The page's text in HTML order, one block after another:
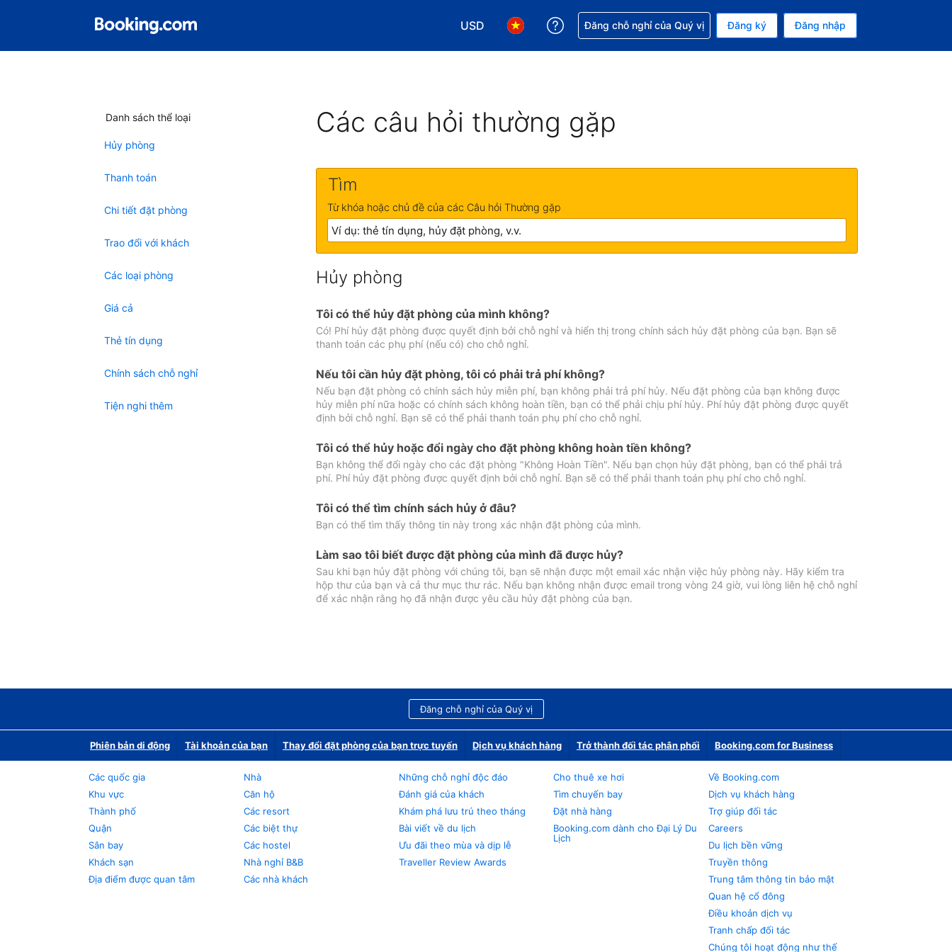
USD
Chọn loại tiền tệ của bạn. Loại tiền tệ hiện tại của bạn là Đô la Mỹ
Chọn ngôn ngữ của bạn. Ngôn ngữ hiện tại của bạn là Tiếng Việt
Nhận trợ giúp với đặt chỗ
Đăng chỗ nghỉ của Quý vị Đăng ký Đăng nhập
Danh sách thể loại
Hủy phòng
Thanh toán
Chi tiết đặt phòng
Trao đổi với khách
Các loại phòng
Giá cả
Thẻ tín dụng
Chính sách chỗ nghỉ
Tiện nghi thêm
Các câu hỏi thường gặp
Tìm
Từ khóa hoặc chủ đề của các Câu hỏi Thường gặp
Hủy phòng
Tôi có thể hủy đặt phòng của mình không?
Có! Phí hủy đặt phòng được quyết định bởi chỗ nghỉ và hiển thị trong chính sách hủy đặt phòng của bạn. Bạn sẽ
thanh toán các phụ phí (nếu có) cho chỗ nghỉ.
Nếu tôi cần hủy đặt phòng, tôi có phải trả phí không?
Nếu bạn đặt phòng có chính sách hủy miễn phí, bạn không phải trả phí hủy. Nếu đặt phòng của bạn không được
hủy miễn phí nữa hoặc có chính sách không hoàn tiền, bạn có thể phải chịu phí hủy. Phí hủy đặt phòng được quyết
định bởi chỗ nghỉ. Bạn sẽ có thể phải thanh toán phụ phí cho chỗ nghỉ.
Tôi có thể hủy hoặc đổi ngày cho đặt phòng không hoàn tiền không?
Bạn không thể đổi ngày cho các đặt phòng "Không Hoàn Tiền". Nếu bạn chọn hủy đặt phòng, bạn có thể phải trả
phí. Phí hủy đặt phòng được quyết định bởi chỗ nghỉ. Bạn sẽ có thể phải thanh toán phụ phí cho chỗ nghỉ.
Tôi có thể tìm chính sách hủy ở đâu?
Bạn có thể tìm thấy thông tin này trong xác nhận đặt phòng của mình.
Làm sao tôi biết được đặt phòng của mình đã được hủy?
Sau khi bạn hủy đặt phòng với chúng tôi, bạn sẽ nhận được một email xác nhận việc hủy phòng này. Hãy kiểm tra
hộp thư của bạn và cả thư mục thư rác. Nếu bạn không nhận được email trong vòng 24 giờ, vui lòng liên hệ chỗ nghỉ
để xác nhận rằng họ đã nhận được yêu cầu hủy đặt phòng của bạn.
Đăng chỗ nghỉ của Quý vị
Phiên bản di động Tài khoản của bạn Thay đổi đặt phòng của bạn trực tuyến Dịch vụ khách hàng Trở thành đối tác phân phối Booking.com for Business
Các quốc gia
Khu vực
Thành phố
Quận
Sân bay
Khách sạn
Địa điểm được quan tâm
Nhà
Căn hộ
Các resort
Các biệt thự
Các hostel
Nhà nghỉ B&B
Các nhà khách
Những chỗ nghỉ độc đáo
Đánh giá của khách
Khám phá lưu trú theo tháng
Bài viết về du lịch
Ưu đãi theo mùa và dịp lễ
Traveller Review Awards
Cho thuê xe hơi
Tìm chuyến bay
Đặt nhà hàng
Booking.com dành cho Đại Lý Du
Lịch
Về Booking.com
Dịch vụ khách hàng
Trợ giúp đối tác
Careers
Du lịch bền vững
Truyền thông
Trung tâm thông tin bảo mật
Quan hệ cổ đông
Điều khoản dịch vụ
Tranh chấp đối tác
Chúng tôi hoạt động như thế